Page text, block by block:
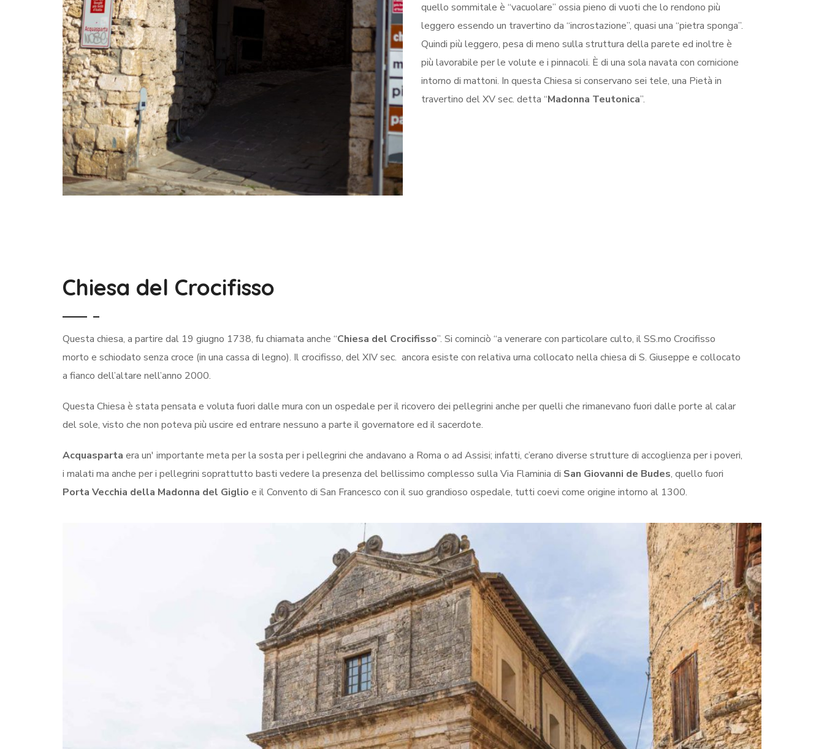
quello sommitale è “vacuolare” ossia pieno di vuoti che lo rendono più
leggero essendo un travertino da “incrostazione”, quasi una “pietra sponga”.
Quindi più leggero, pesa di meno sulla struttura della parete ed inoltre è
più lavorabile per le volute e i pinnacoli. È di una sola navata con cornicione
intorno di mattoni. In questa Chiesa si conservano sei tele, una Pietà in
travertino del XV sec. detta “Madonna Teutonica”.
Chiesa del Crocifisso
Questa chiesa, a partire dal 19 giugno 1738, fu chiamata anche “Chiesa del Crocifisso”. Si cominciò “a venerare con particolare culto, il SS.mo Crocifisso
morto e schiodato senza croce (in una cassa di legno). Il crocifisso, del XIV sec. ancora esiste con relativa urna collocato nella chiesa di S. Giuseppe e collocato
a fianco dell’altare nell’anno 2000.
Questa Chiesa è stata pensata e voluta fuori dalle mura con un ospedale per il ricovero dei pellegrini anche per quelli che rimanevano fuori dalle porte al calar
del sole, visto che non poteva più uscire ed entrare nessuno a parte il governatore ed il sacerdote.
Acquasparta era un' importante meta per la sosta per i pellegrini che andavano a Roma o ad Assisi; infatti, c’erano diverse strutture di accoglienza per i poveri,
i malati ma anche per i pellegrini soprattutto basti vedere la presenza del bellissimo complesso sulla Via Flaminia di San Giovanni de Budes, quello fuori
Porta Vecchia della Madonna del Giglio e il Convento di San Francesco con il suo grandioso ospedale, tutti coevi come origine intorno al 1300.